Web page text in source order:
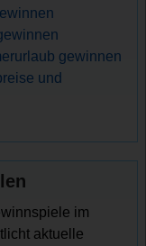
gewinnen
und
im
aktuelle